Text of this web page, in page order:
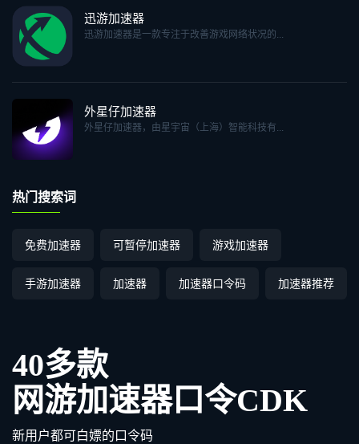
迅游加速器
迅游加速器是一款专注于改善游戏网络状况的...
外星仔加速器
外星仔加速器，由星宇宙（上海）智能科技有...
热门搜索词
免费加速器 可暂停加速器 游戏加速器
手游加速器 加速器 加速器口令码 加速器推荐
40多款
网游加速器口令CDK
新用户都可白嫖的口令码